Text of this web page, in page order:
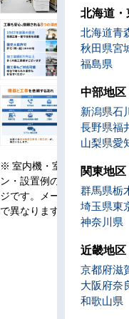
※ 室内機・室外機・リモコ
ン・設置例の画像はイメー
ジです。メーカー、機種等
で異なります。
北海道
北海道青
秋田県宮
福島県
中部地区
新潟県石
長野県福
山梨県愛
関東地区
群馬県栃
埼玉県東
神奈川県
近畿地区
京都府滋
大阪府奈
和歌山県